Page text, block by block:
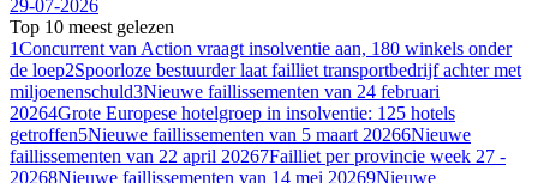
29-07-2026
Top 10 meest gelezen
1Concurrent van Action vraagt insolventie aan, 180 winkels onder
de loep2Spoorloze bestuurder laat failliet transportbedrijf achter met
miljoenenschuld3Nieuwe faillissementen van 24 februari
20264Grote Europese hotelgroep in insolventie: 125 hotels
getroffen5Nieuwe faillissementen van 5 maart 20266Nieuwe
faillissementen van 22 april 20267Failliet per provincie week 27 -
20268Nieuwe faillissementen van 14 mei 20269Nieuwe